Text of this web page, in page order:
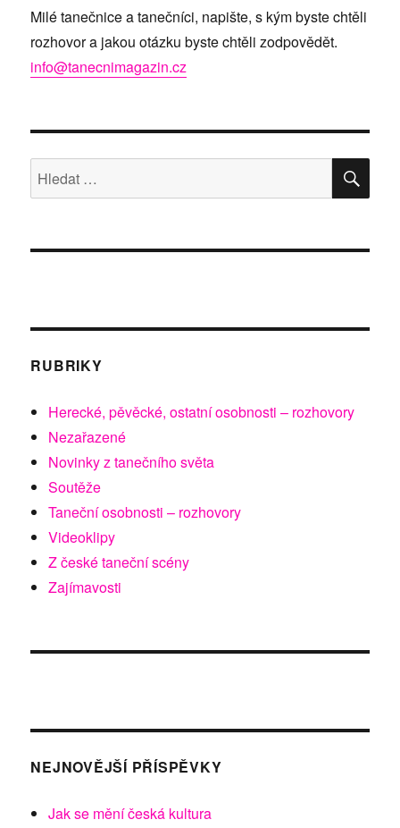
Milé tanečnice a tanečníci, napište, s kým byste chtěli
rozhovor a jakou otázku byste chtěli zodpovědět.
info@tanecnimagazin.cz
Hledat:
RUBRIKY
Herecké, pěvěcké, ostatní osobnosti – rozhovory
Nezařazené
Novinky z tanečního světa
Soutěže
Taneční osobnosti – rozhovory
Videoklipy
Z české taneční scény
Zajímavosti
NEJNOVĚJŠÍ PŘÍSPĚVKY
Jak se mění česká kultura